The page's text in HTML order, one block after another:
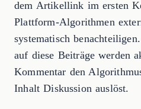
dem Artikellink im ersten
Plattform-Algorithmen
systematisch
auf diese Beiträge werden
Kommentar den
Inhalt Diskussion auslöst.